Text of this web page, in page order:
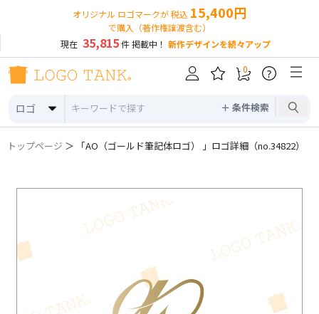
オリジナル ロゴマークが 税込 15,400円
で購入（著作権譲渡含む）
現在 35,815件 掲載中！ 新作デザインを続々アップ
ロゴ ＋ 条件検索
0 ?
トップページ ＞ 「AO（ゴールド筆記体ロゴ） 」ロゴ詳細（no.34822）